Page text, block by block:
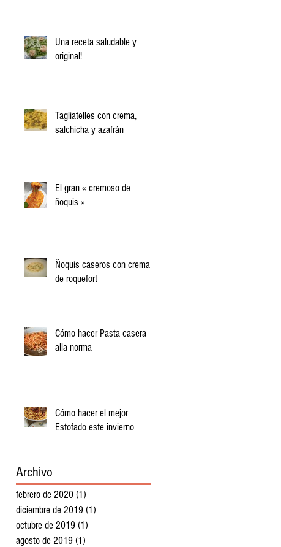
Una receta saludable y
original!
Tagliatelles con crema,
salchicha y azafrán
El gran « cremoso de
ñoquis »
Ñoquis caseros con crema
de roquefort
Cómo hacer Pasta casera
alla norma
Cómo hacer el mejor
Estofado este invierno
Archivo
febrero de 2020 (1)
diciembre de 2019 (1)
octubre de 2019 (1)
agosto de 2019 (1)